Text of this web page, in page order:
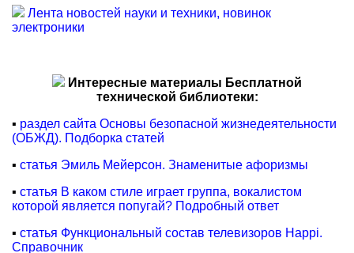
Лента новостей науки и техники, новинок
электроники
Интересные материалы Бесплатной
технической библиотеки:
▪ раздел сайта Основы безопасной жизнедеятельности
(ОБЖД). Подборка статей
▪ статья Эмиль Мейерсон. Знаменитые афоризмы
▪ статья В каком стиле играет группа, вокалистом
которой является попугай? Подробный ответ
▪ статья Функциональный состав телевизоров Happi.
Справочник